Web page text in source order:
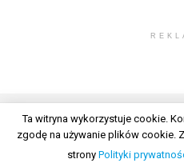
© 2026 Wszelkie prawa
Ta witryna wykorzystuje cookie.
zgodę na używanie plików cookie.
strony Polityki